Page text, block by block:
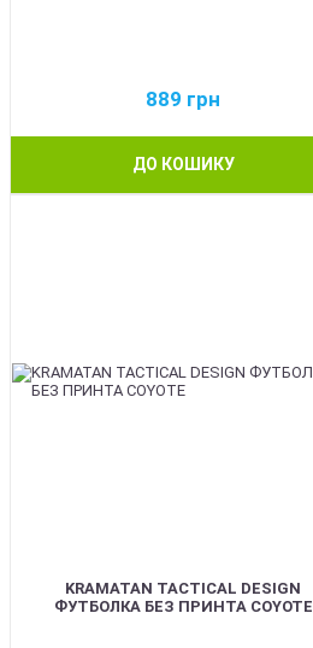
889 грн
ДО КОШИКУ
KRAMATAN TACTICAL DESIGN
ФУТБОЛКА БЕЗ ПРИНТА COYOTE